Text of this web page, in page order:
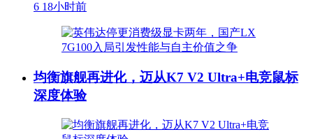
6 18小时前
均衡旗舰再进化，迈从K7 V2 Ultra+电竞鼠标
深度体验